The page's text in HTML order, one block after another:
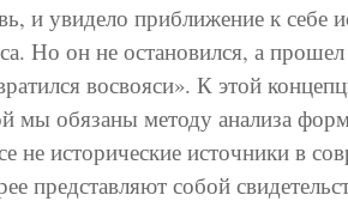
и увидело приближение к себе
Но он не остановился, а
восвояси». К этой
мы обязаны методу анализа
не исторические источники в
представляют собой